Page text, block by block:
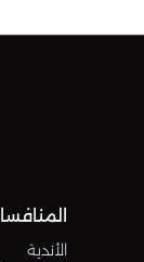
الأندية